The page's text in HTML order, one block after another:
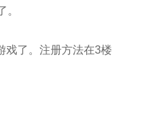
。
戏了。注册方法在3楼